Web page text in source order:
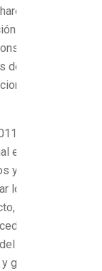
de datos ni
privacidad de
y de
es titular
en el que los
y son tratados
los servicios
ejecutar la
a su
registro del
gestionar la